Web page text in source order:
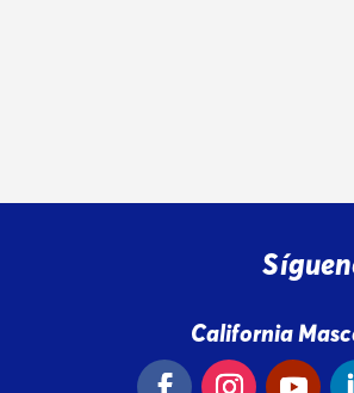
California